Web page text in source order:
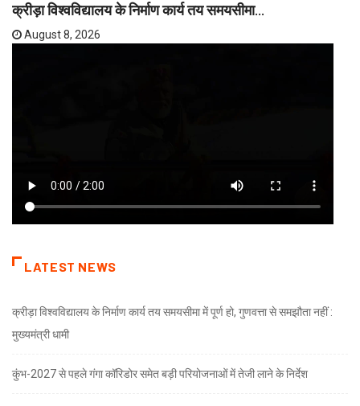
क्रीड़ा विश्वविद्यालय के निर्माण कार्य तय समयसीमा...
August 8, 2026
LATEST NEWS
क्रीड़ा विश्वविद्यालय के निर्माण कार्य तय समयसीमा में पूर्ण हो, गुणवत्ता से समझौता नहीं :
मुख्यमंत्री धामी
कुंभ-2027 से पहले गंगा कॉरिडोर समेत बड़ी परियोजनाओं में तेजी लाने के निर्देश